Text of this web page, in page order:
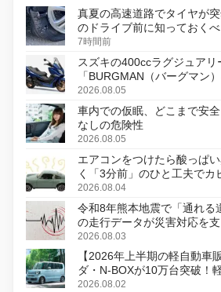
真夏の高速道路でタイヤが
のドライブ前に知っておく
7時間前
スズキの400ccラグジュアリ
「BURGMAN（バーグマン
変更し、8月18日に発売
2026.08.05
車内での仮眠、どこまで安
なしの危険性
2026.08.05
エアコンをつけたら酸っぱ
く「3分前」のひと工夫でカ
2026.08.04
令和8年熊本地震で「通れる
の走行データが災害対応を
2026.08.03
【2026年上半期の軽自動車
ダ・N-BOXが10万台突破！
感
2026.08.02